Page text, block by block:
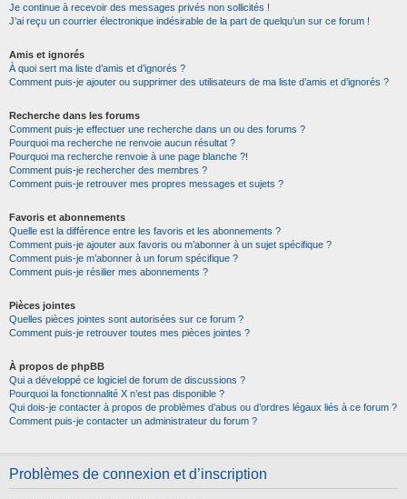
Je continue à recevoir des messages privés non sollicités !
J’ai reçu un courrier électronique indésirable de la part de quelqu’un sur ce forum !
Amis et ignorés
À quoi sert ma liste d’amis et d’ignorés ?
Comment puis-je ajouter ou supprimer des utilisateurs de ma liste d’amis et d’ignorés ?
Recherche dans les forums
Comment puis-je effectuer une recherche dans un ou des forums ?
Pourquoi ma recherche ne renvoie aucun résultat ?
Pourquoi ma recherche renvoie à une page blanche ?!
Comment puis-je rechercher des membres ?
Comment puis-je retrouver mes propres messages et sujets ?
Favoris et abonnements
Quelle est la différence entre les favoris et les abonnements ?
Comment puis-je ajouter aux favoris ou m’abonner à un sujet spécifique ?
Comment puis-je m’abonner à un forum spécifique ?
Comment puis-je résilier mes abonnements ?
Pièces jointes
Quelles pièces jointes sont autorisées sur ce forum ?
Comment puis-je retrouver toutes mes pièces jointes ?
À propos de phpBB
Qui a développé ce logiciel de forum de discussions ?
Pourquoi la fonctionnalité X n’est pas disponible ?
Qui dois-je contacter à propos de problèmes d’abus ou d’ordres légaux liés à ce forum ?
Comment puis-je contacter un administrateur du forum ?
Problèmes de connexion et d’inscription